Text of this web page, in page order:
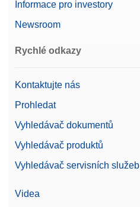
Informace pro investory
Newsroom
Rychlé odkazy
Kontaktujte nás
Prohledat
Vyhledávač dokumentů
Vyhledávač produktů
Vyhledávač servisních služeb
Videa